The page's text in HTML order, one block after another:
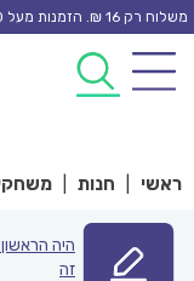
Skip
content
משלוח רק 16 ₪. הזמנות מעל 250 ₪ משלוח נק’ איסוף חינם
ראשי חנות
היה
זה